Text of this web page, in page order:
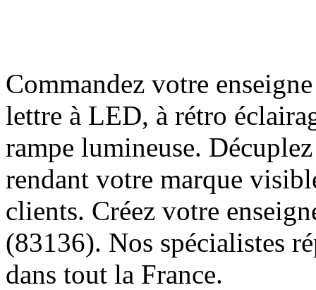
Commandez votre
lettre à LED, à rétro
rampe lumineuse.
rendant votre marque
clients. Créez votre
(83136). Nos spécialistes
dans tout la France.